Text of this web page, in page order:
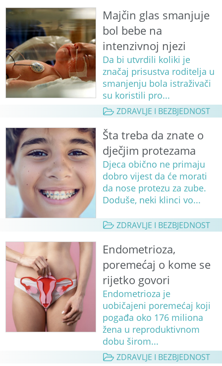
Majčin glas smanjuje
bol bebe na
intenzivnoj njezi
Da bi utvrdili koliki je
značaj prisustva roditelja u
smanjenju bola istraživači
su koristili pro...
ZDRAVLJE I BEZBJEDNOST
Šta treba da znate o
dječjim protezama
Djeca obično ne primaju
dobro vijest da će morati
da nose protezu za zube.
Doduše, neki klinci vo...
ZDRAVLJE I BEZBJEDNOST
Endometrioza,
poremećaj o kome se
rijetko govori
Endometrioza je
uobičajeni poremećaj koji
pogađa oko 176 miliona
žena u reproduktivnom
dobu širom...
ZDRAVLJE I BEZBJEDNOST